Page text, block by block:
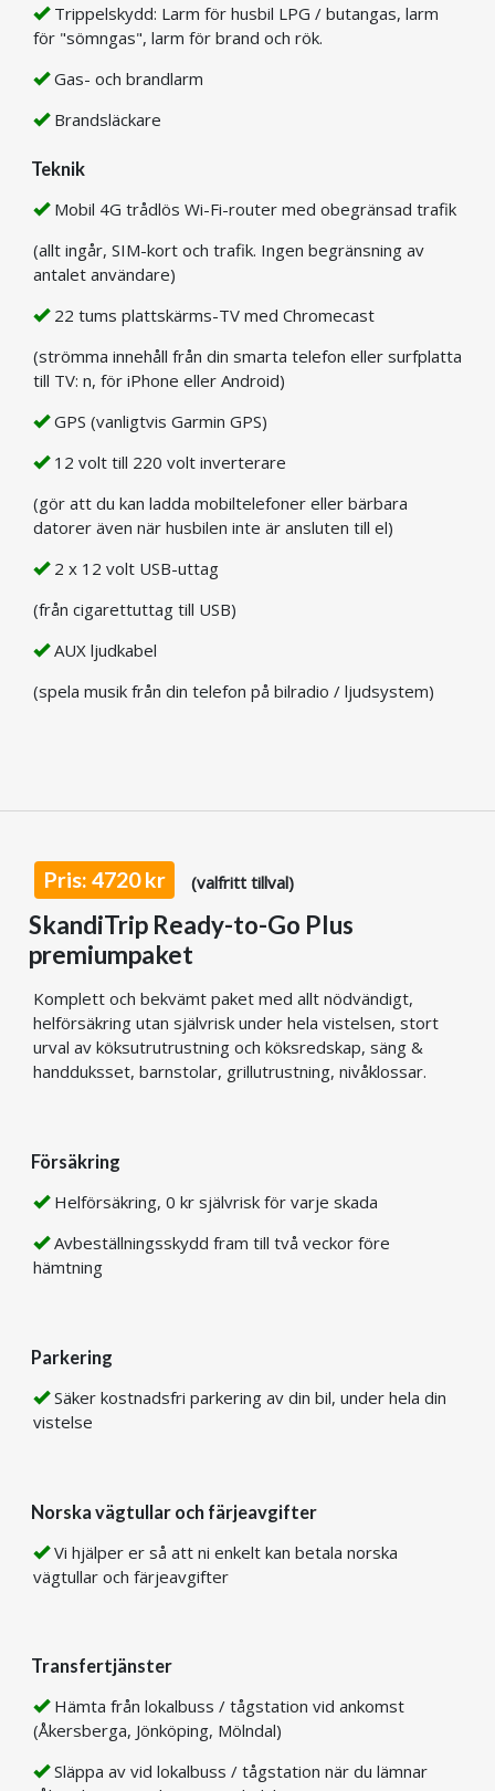
Trippelskydd: Larm för husbil LPG / butangas, larm
för "sömngas", larm för brand och rök.
Gas- och brandlarm
Brandsläckare
Teknik
Mobil 4G trådlös Wi-Fi-router med obegränsad trafik
(allt ingår, SIM-kort och trafik. Ingen begränsning av
antalet användare)
22 tums plattskärms-TV med Chromecast
(strömma innehåll från din smarta telefon eller surfplatta
till TV: n, för iPhone eller Android)
GPS (vanligtvis Garmin GPS)
12 volt till 220 volt inverterare
(gör att du kan ladda mobiltelefoner eller bärbara
datorer även när husbilen inte är ansluten till el)
2 x 12 volt USB-uttag
(från cigarettuttag till USB)
AUX ljudkabel
(spela musik från din telefon på bilradio / ljudsystem)
Pris: 4720 kr (valfritt tillval)
SkandiTrip Ready-to-Go Plus
premiumpaket
Komplett och bekvämt paket med allt nödvändigt,
helförsäkring utan självrisk under hela vistelsen, stort
urval av köksutrutrustning och köksredskap, säng &
handduksset, barnstolar, grillutrustning, nivåklossar.
Försäkring
Helförsäkring, 0 kr självrisk för varje skada
Avbeställningsskydd fram till två veckor före
hämtning
Parkering
Säker kostnadsfri parkering av din bil, under hela din
vistelse
Norska vägtullar och färjeavgifter
Vi hjälper er så att ni enkelt kan betala norska
vägtullar och färjeavgifter
Transfertjänster
Hämta från lokalbuss / tågstation vid ankomst
(Åkersberga, Jönköping, Mölndal)
Släppa av vid lokalbuss / tågstation när du lämnar